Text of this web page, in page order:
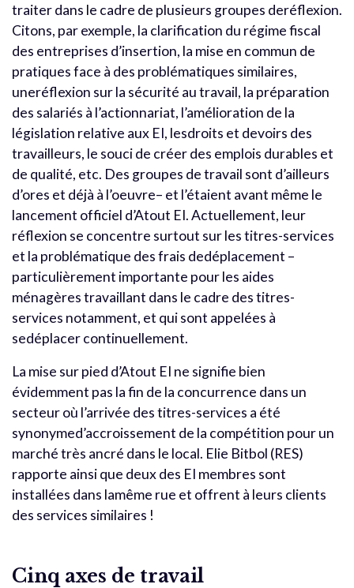
traiter dans le cadre de plusieurs groupes deréflexion.
Citons, par exemple, la clarification du régime fiscal
des entreprises d’insertion, la mise en commun de
pratiques face à des problématiques similaires,
uneréflexion sur la sécurité au travail, la préparation
des salariés à l’actionnariat, l’amélioration de la
législation relative aux EI, lesdroits et devoirs des
travailleurs, le souci de créer des emplois durables et
de qualité, etc. Des groupes de travail sont d’ailleurs
d’ores et déjà à l’oeuvre– et l’étaient avant même le
lancement officiel d’Atout EI. Actuellement, leur
réflexion se concentre surtout sur les titres-services
et la problématique des frais dedéplacement –
particulièrement importante pour les aides
ménagères travaillant dans le cadre des titres-
services notamment, et qui sont appelées à
sedéplacer continuellement.
La mise sur pied d’Atout EI ne signifie bien
évidemment pas la fin de la concurrence dans un
secteur où l’arrivée des titres-services a été
synonymed’accroissement de la compétition pour un
marché très ancré dans le local. Elie Bitbol (RES)
rapporte ainsi que deux des EI membres sont
installées dans lamême rue et offrent à leurs clients
des services similaires !
Cinq axes de travail